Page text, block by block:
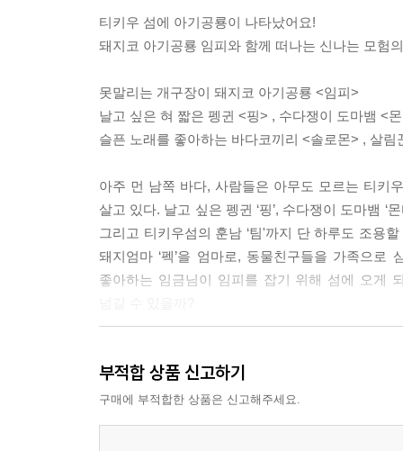
티키우 섬에 아기공룡이 나타났어요!
돼지코 아기공룡 임피와 함께 떠나는 신나는 모험
못말리는 개구장이 돼지코 아기공룡 <임피>
날고 싶은 혀 짧은 펭귄 <핑> , 수다쟁이 도마뱀 <
슬픈 노래를 좋아하는 바다코끼리 <솔로몬> , 살
아주 먼 남쪽 바다, 사람들은 아무도 모르는 티키
살고 있다. 날고 싶은 펭귄 ‘핑’, 수다쟁이 도마뱀 ‘
그리고 티키우섬의 훈남 ‘팀'까지 단 하루도 조용
돼지엄마 ‘펙’을 엄마로, 동물친구들을 가족으
좋아하는 임금님이 임피를 잡기 위해 섬에 오게
[Staff]
원작자 _ 막스 크루제 : 1921년 11월 19일 독일
부적합 상품 신고하기
구매에 부적합한 상품은 신고해주세요.